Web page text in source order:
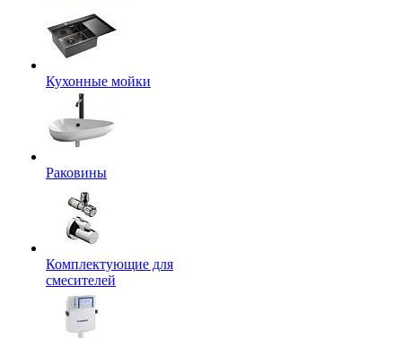
Кухонные мойки
Раковины
Комплектующие для
смесителей